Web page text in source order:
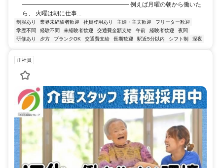
―――――――――――――――――― 例えば月曜の朝から働いた
ら、 火曜は朝に仕事...
制服あり 業界未経験者歓迎 社員登用あり 主婦・主夫歓迎
フリーター歓迎
学歴不問
経験不問 未経験者歓迎 交通費全額支給 午前 経験者歓迎
夜間
研修あり
夕方 ブランクOK 交通費支給 長期歓迎 駅近5分以内 シフト制 深夜
正社員